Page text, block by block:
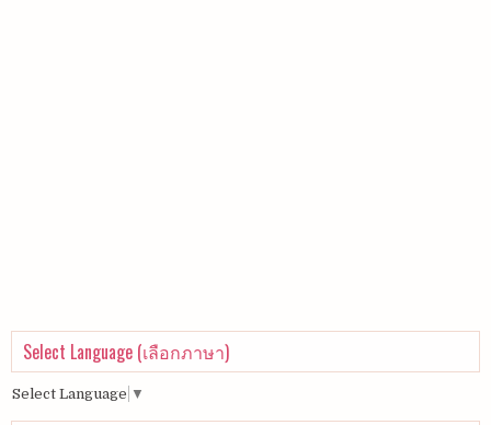
Select Language (เลือกภาษา)
Select Language ▼